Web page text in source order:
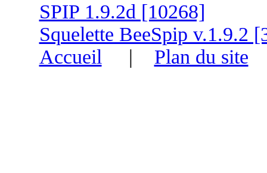
SPIP 1.9.2d [10268]
Squelette BeeSpip v.1.9.2
Accueil | Plan du site